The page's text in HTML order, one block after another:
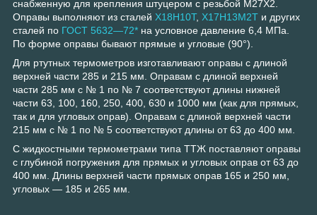
снабженную для крепления штуцером с резьбой М27Х2.
Оправы выполняют из сталей Х18Н10Т, Х17Н13М2Т и других
сталей по ГОСТ 5632—72* на условное давление 6,4 МПа.
По форме оправы бывают прямые и угловые (90°).
Для ртутных термометров изготавливают оправы с длиной
верхней части 285 и 215 мм. Оправам с длиной верхней
части 285 мм с № 1 по № 7 соответствуют длины нижней
части 63, 100, 160, 250, 400, 630 и 1000 мм (как для прямых,
так и для угловых оправ). Оправам с длиной верхней части
215 мм с № 1 по № 5 соответствуют длины от 63 до 400 мм.
С жидкостными термометрами типа ТТЖ поставляют оправы
с глубиной погружения для прямых и угловых оправ от 63 до
400 мм. Длины верхней части прямых оправ 165 и 250 мм,
угловых — 185 и 265 мм.